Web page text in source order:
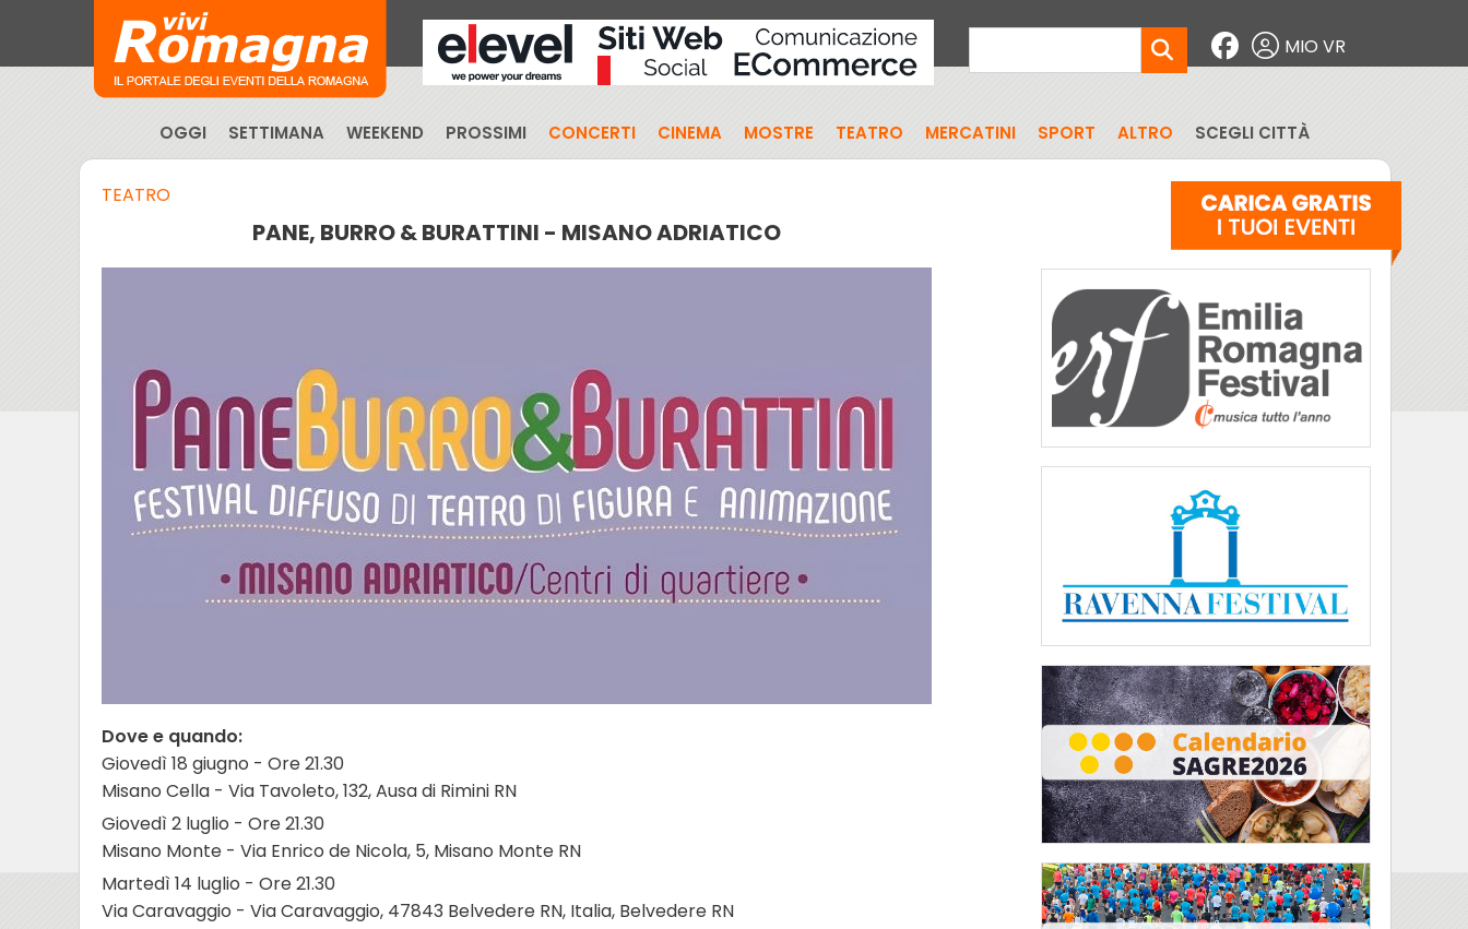
MIO VR
OGGI SETTIMANA WEEKEND PROSSIMI CONCERTI CINEMA MOSTRE TEATRO MERCATINI SPORT ALTRO SCEGLI CITTÀ
TEATRO
PANE, BURRO & BURATTINI - MISANO ADRIATICO
Dove e quando:
Giovedì 18 giugno - Ore 21.30
Misano Cella - Via Tavoleto, 132, Ausa di Rimini RN
Giovedì 2 luglio - Ore 21.30
Misano Monte - Via Enrico de Nicola, 5, Misano Monte RN
Martedì 14 luglio - Ore 21.30
Via Caravaggio - Via Caravaggio, 47843 Belvedere RN, Italia, Belvedere RN